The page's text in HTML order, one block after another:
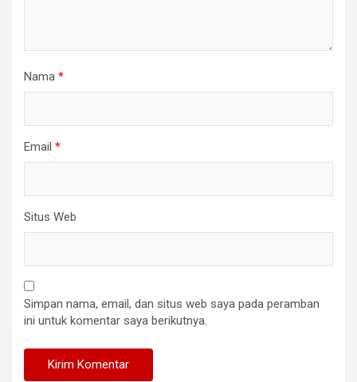
Nama *
Email *
Situs Web
Simpan nama, email, dan situs web saya pada peramban
ini untuk komentar saya berikutnya.